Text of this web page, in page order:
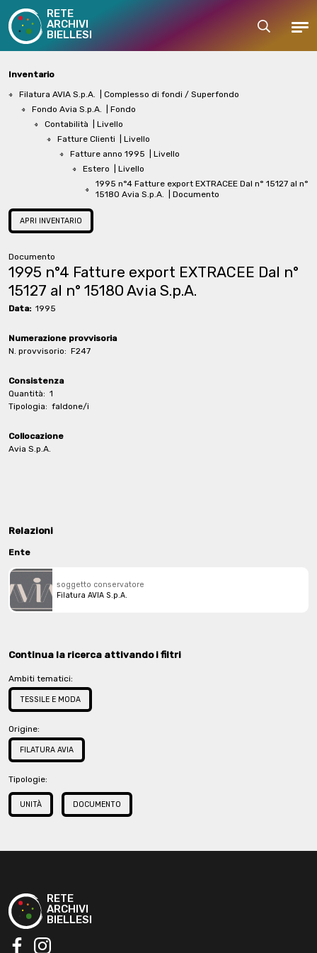
RETE
ARCHIVI
BIELLESI
Cerca
Inventario
Filatura AVIA S.p.A.
| Complesso di fondi / Superfondo
Fondo Avia S.p.A.
| Fondo
Contabilità
| Livello
Fatture Clienti
| Livello
Fatture anno 1995
| Livello
Estero
| Livello
1995 n°4 Fatture export EXTRACEE Dal n° 15127 al n°
15180 Avia S.p.A.
| Documento
APRI INVENTARIO
Documento
1995 n°4 Fatture export EXTRACEE Dal n°
15127 al n° 15180 Avia S.p.A.
Data: 1995
Numerazione provvisoria
N. provvisorio: F247
Consistenza
Quantità: 1
Tipologia: faldone/i
Collocazione
Avia S.p.A.
Relazioni
Ente
soggetto conservatore
Filatura AVIA S.p.A.
Continua la ricerca attivando i filtri
Ambiti tematici:
TESSILE E MODA
Origine:
FILATURA AVIA
Tipologie:
UNITÀ DOCUMENTO
RETE
ARCHIVI
BIELLESI